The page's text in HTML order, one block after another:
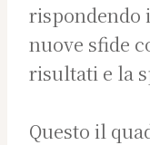
rispondendo
nuove sfide
risultati e la
Questo il